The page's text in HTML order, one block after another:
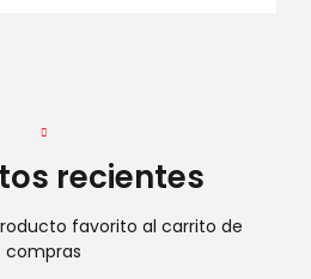
recientes
favorito al carrito de
compras